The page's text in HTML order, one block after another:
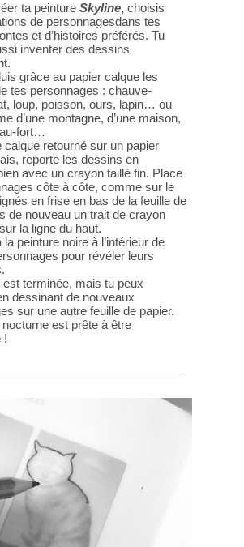
ta peintureSkyline,choisis
de personnagesdans tes
et d’histoires préférés. Tu
inventer des dessins
grâce au papier calque les
tes personnages : chauve-
loup, poisson, ours, lapin… ou
d’une montagne, d’une maison,
fort…
calque retourné sur un papier
reporte les dessins en
avec un crayon taillé fin. Place
côte à côte, comme sur le
en frise en bas de la feuille de
de nouveau un trait de crayon
la ligne du haut.
la peinture noire à l’intérieur de
pour révéler leurs
est terminée, mais tu peux
dessinant de nouveaux
sur une autre feuille de papier.
nocturne est prête à être
!